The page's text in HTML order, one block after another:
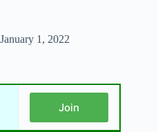
January 1, 2022
Join